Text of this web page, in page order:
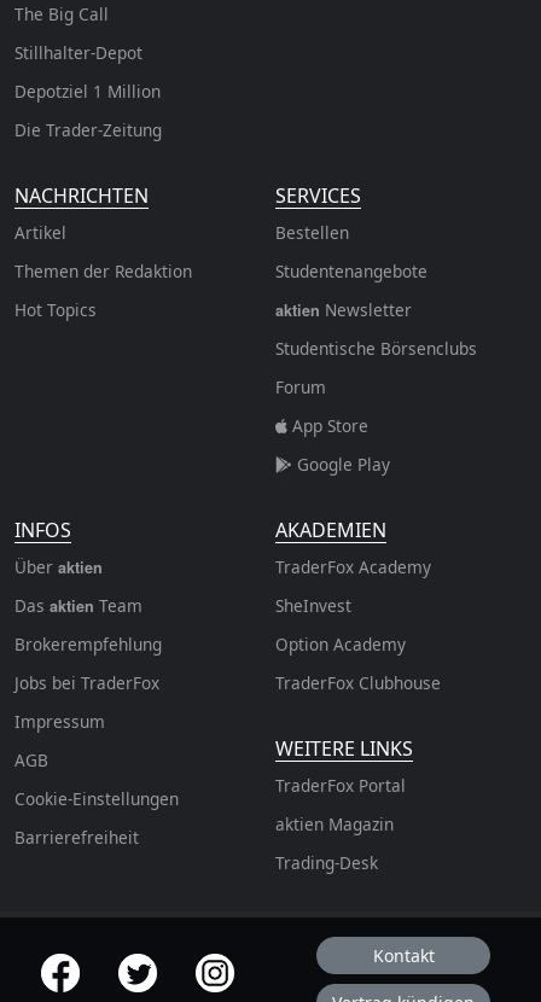
The Big Call
Stillhalter-Depot
Depotziel 1 Million
Die Trader-Zeitung
NACHRICHTEN
Artikel
Themen der Redaktion
Hot Topics
SERVICES
Bestellen
Studentenangebote
aktien Newsletter
Studentische Börsenclubs
Forum
App Store
Google Play
INFOS
Über aktien
Das aktien Team
Brokerempfehlung
Jobs bei TraderFox
Impressum
AGB
Cookie-Einstellungen
Barrierefreiheit
AKADEMIEN
TraderFox Academy
SheInvest
Option Academy
TraderFox Clubhouse
WEITERE LINKS
TraderFox Portal
aktien Magazin
Trading-Desk
offizielle Social Media-Accounts Kontakt